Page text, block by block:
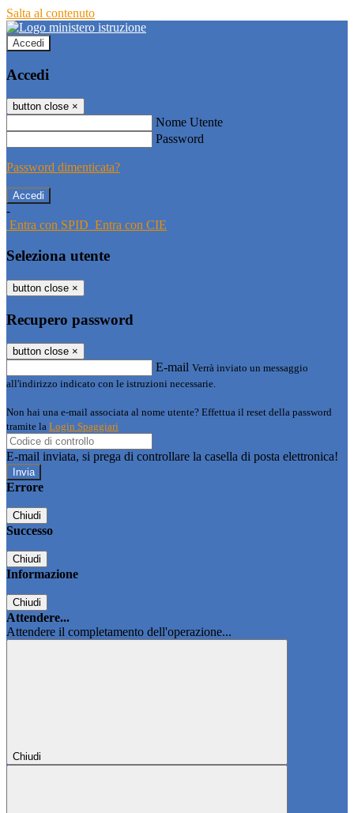
Salta al contenuto
Accedi
Accedi
button close ×
Nome Utente
Password
Password dimenticata?
-
Entra con SPID Entra con CIE
Seleziona utente
button close ×
Recupero password
button close ×
E-mail Verrà inviato un messaggio
all'indirizzo indicato con le istruzioni necessarie.
Non hai una e-mail associata al nome utente? Effettua il reset della password
tramite la Login Spaggiari
E-mail inviata, si prega di controllare la casella di posta elettronica!
Errore
Chiudi
Successo
Chiudi
Informazione
Chiudi
Attendere...
Attendere il completamento dell'operazione...
Chiudi